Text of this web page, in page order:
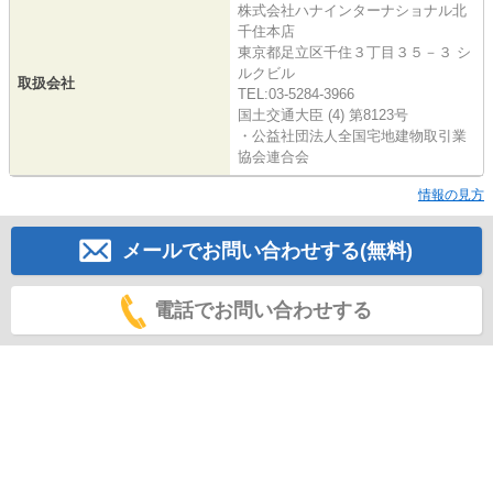
取扱会社
株式会社ハナインターナショナル北
千住本店
東京都足立区千住３丁目３５－３ シ
ルクビル
TEL:03-5284-3966
国土交通大臣 (4) 第8123号
・公益社団法人全国宅地建物取引業
協会連合会
情報の見方
メールでお問い合わせする(無料)
電話でお問い合わせする